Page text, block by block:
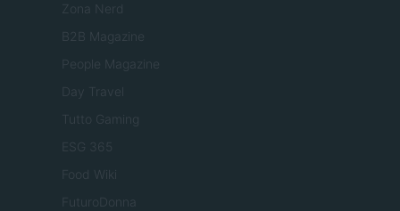
Zona Nerd
B2B Magazine
People Magazine
Day Travel
Tutto Gaming
ESG 365
Food Wiki
FuturoDonna